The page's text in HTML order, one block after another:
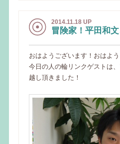
2014.11.18 UP
冒険家！平田和
おはようございます！おはよ
今日の人の輪リンクゲストは
越し頂きました！